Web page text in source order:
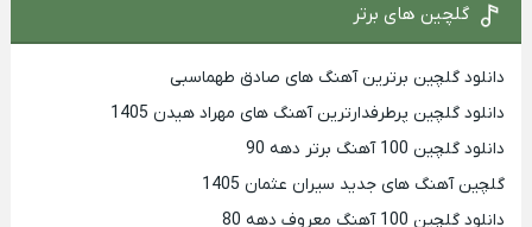
گلچین های برتر
دانلود گلچین برترین آهنگ های صادق طهماسبی
دانلود گلچین پرطرفدارترین آهنگ های مهراد هیدن 1405
دانلود گلچین 100 آهنگ برتر دهه 90
گلچین آهنگ های جدید سیران عثمان 1405
دانلود گلچین 100 آهنگ معروف دهه 80